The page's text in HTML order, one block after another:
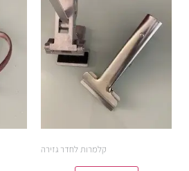
קלמרות לחדר גזירה